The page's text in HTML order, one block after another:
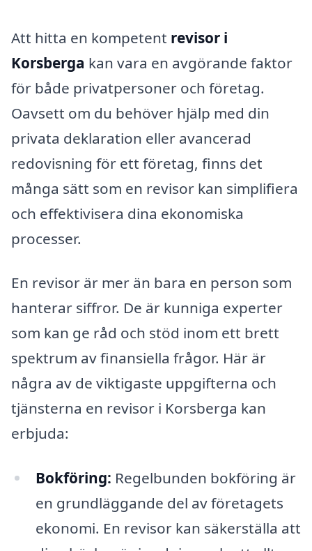
Att hitta en kompetent revisor i
Korsberga kan vara en avgörande faktor
för både privatpersoner och företag.
Oavsett om du behöver hjälp med din
privata deklaration eller avancerad
redovisning för ett företag, finns det
många sätt som en revisor kan simplifiera
och effektivisera dina ekonomiska
processer.
En revisor är mer än bara en person som
hanterar siffror. De är kunniga experter
som kan ge råd och stöd inom ett brett
spektrum av finansiella frågor. Här är
några av de viktigaste uppgifterna och
tjänsterna en revisor i Korsberga kan
erbjuda:
Bokföring: Regelbunden bokföring är
en grundläggande del av företagets
ekonomi. En revisor kan säkerställa att